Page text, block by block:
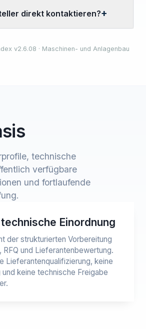
direkt kontaktieren?
v2.6.08 · Maschinen- und Anlagenbau
technische
verfügbare
und fortlaufende
Einordnung
der strukturierten Vorbereitung
und Lieferantenbewertung.
Lieferantenqualifizierung, keine
keine technische Freigabe